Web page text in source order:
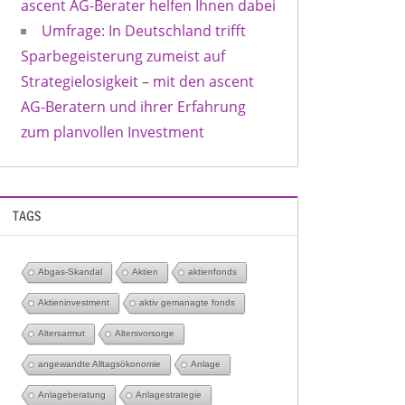
ascent AG-Berater helfen Ihnen dabei
Umfrage: In Deutschland trifft
Sparbegeisterung zumeist auf
Strategielosigkeit – mit den ascent
AG-Beratern und ihrer Erfahrung
zum planvollen Investment
TAGS
Abgas-Skandal Aktien aktienfonds
Aktieninvestment aktiv gemanagte fonds
Altersarmut Altersvorsorge
angewandte Alltagsökonomie Anlage
Anlageberatung Anlagestrategie